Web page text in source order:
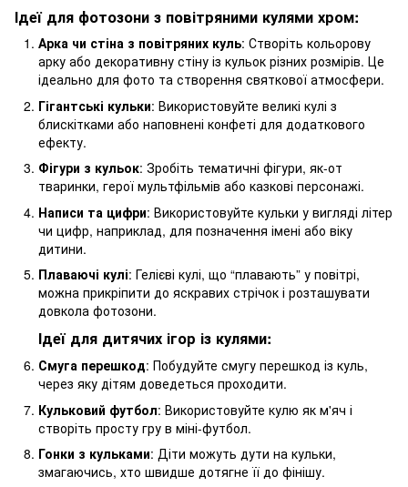
Ідеї для фотозони з повітряними кулями хром:
Арка чи стіна з повітряних куль: Створіть кольорову
арку або декоративну стіну із кульок різних розмірів. Це
ідеально для фото та створення святкової атмосфери.
Гігантські кульки: Використовуйте великі кулі з
блискітками або наповнені конфеті для додаткового
ефекту.
Фігури з кульок: Зробіть тематичні фігури, як-от
тваринки, герої мультфільмів або казкові персонажі.
Написи та цифри: Використовуйте кульки у вигляді літер
чи цифр, наприклад, для позначення імені або віку
дитини.
Плаваючі кулі: Гелієві кулі, що “плавають” у повітрі,
можна прикріпити до яскравих стрічок і розташувати
довкола фотозони.
Ідеї для дитячих ігор із кулями:
Смуга перешкод: Побудуйте смугу перешкод із куль,
через яку дітям доведеться проходити.
Кульковий футбол: Використовуйте кулю як м'яч і
створіть просту гру в міні-футбол.
Гонки з кульками: Діти можуть дути на кульки,
змагаючись, хто швидше дотягне її до фінішу.